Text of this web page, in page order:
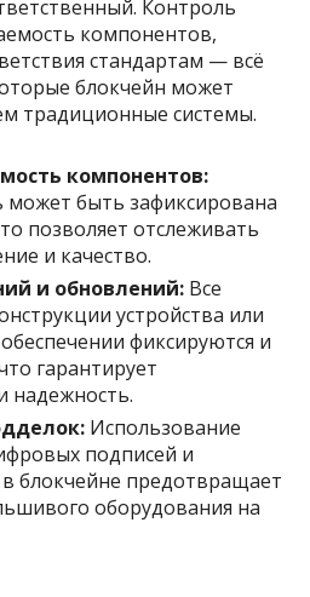
Контроль
компонентов,
стандартам — всё
блокчейн может
традиционные системы.
компонентов:
может быть зафиксирована
позволяет отслеживать
и качество.
и обновлений: Все
устройства или
фиксируются и
гарантирует
надежность.
Использование
подписей и
блокчейне предотвращает
оборудования на